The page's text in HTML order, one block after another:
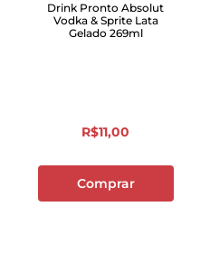
Drink Pronto Absolut
Vodka & Sprite Lata
Gelado 269ml
R$11,00
Comprar